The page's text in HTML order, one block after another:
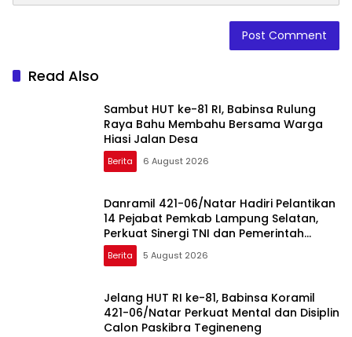
Read Also
Sambut HUT ke-81 RI, Babinsa Rulung
Raya Bahu Membahu Bersama Warga
Hiasi Jalan Desa
Berita 6 August 2026
Danramil 421-06/Natar Hadiri Pelantikan
14 Pejabat Pemkab Lampung Selatan,
Perkuat Sinergi TNI dan Pemerintah
Daerah
Berita 5 August 2026
Jelang HUT RI ke-81, Babinsa Koramil
421-06/Natar Perkuat Mental dan Disiplin
Calon Paskibra Tegineneng